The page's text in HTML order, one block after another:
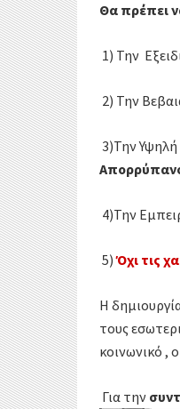
Θα πρέπει
1) Την
2) Την
3)Την
4)Την
5) Όχι τις
Η
τους
κοινωνικό ,
Για την